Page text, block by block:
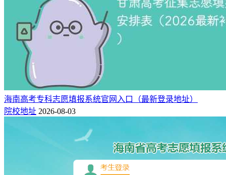
海南高考专科志愿填报系统官网入口（最新登录地址）
院校地址 2026-08-03